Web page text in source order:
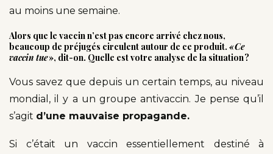
au moins une semaine.
Alors que le vaccin n’est pas encore arrivé chez nous,
beaucoup de préjugés circulent autour de ce produit. « Ce
vaccin tue», dit-on. Quelle est votre analyse de la situation ?
Vous savez que depuis un certain temps, au niveau
mondial, il y a un groupe antivaccin. Je pense qu’il
s’agit d’une mauvaise propagande.
Si c’était un vaccin essentiellement destiné à